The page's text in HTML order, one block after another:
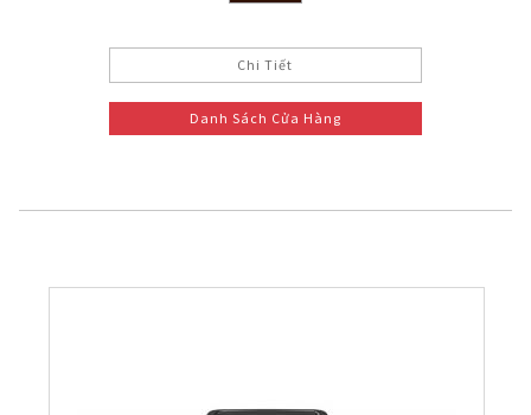
Chi Tiết
Danh Sách Cửa Hàng